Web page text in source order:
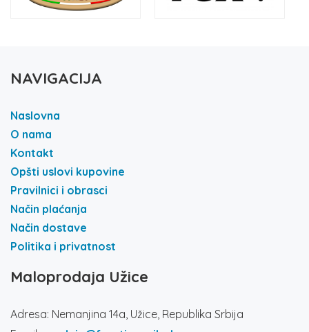
NAVIGACIJA
Naslovna
O nama
Kontakt
Opšti uslovi kupovine
Pravilnici i obrasci
Način plaćanja
Način dostave
Politika i privatnost
Maloprodaja Užice
Adresa: Nemanjina 14a, Užice, Republika Srbija